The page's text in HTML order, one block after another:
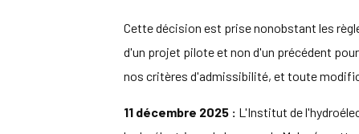
Cette décision est prise nonobstant les
d'un projet pilote et non d'un précédent
nos critères d'admissibilité, et toute
11 décembre 2025 : L'Institut de